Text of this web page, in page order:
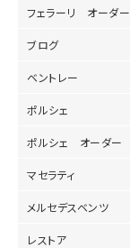
フェラーリ オーダー
ブログ
ベントレー
ポルシェ
ポルシェ オーダー
マセラティ
メルセデスベンツ
レストア